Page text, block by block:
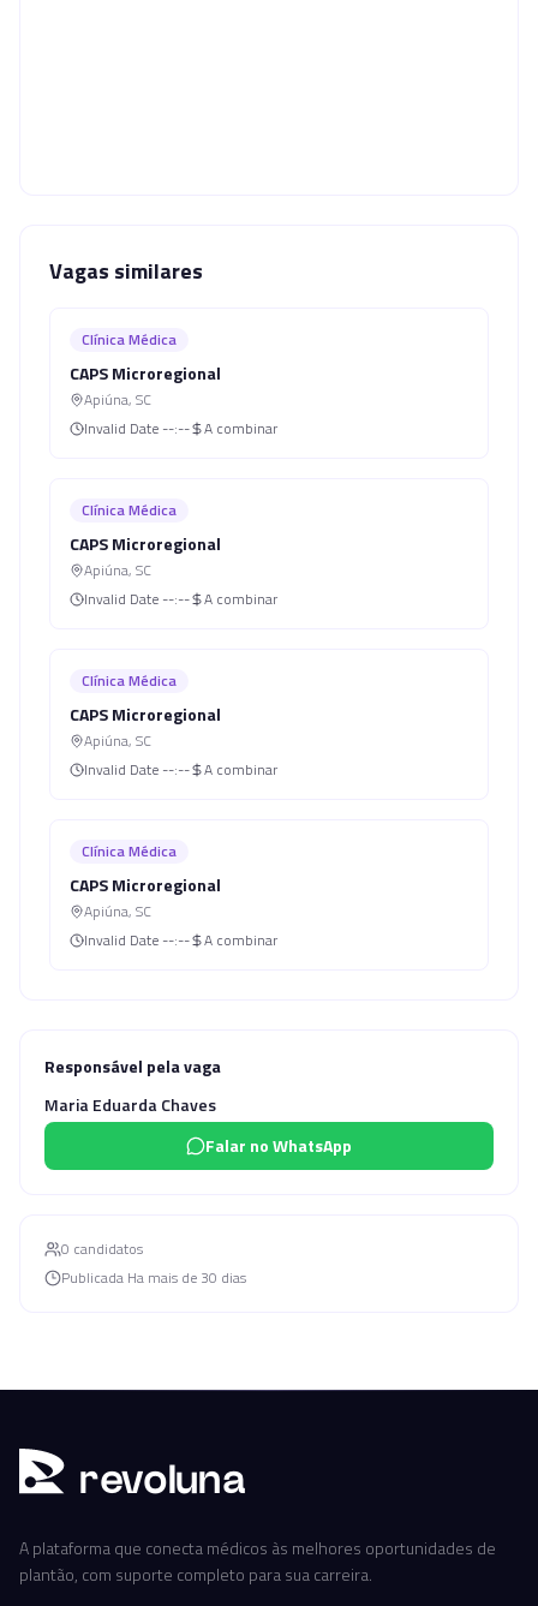
Vagas similares
Clínica Médica
CAPS Microregional
Apiúna, SC
Invalid Date --:-- A combinar
Clínica Médica
CAPS Microregional
Apiúna, SC
Invalid Date --:-- A combinar
Clínica Médica
CAPS Microregional
Apiúna, SC
Invalid Date --:-- A combinar
Clínica Médica
CAPS Microregional
Apiúna, SC
Invalid Date --:-- A combinar
Responsável pela vaga
Maria Eduarda Chaves
Falar no WhatsApp
0 candidatos
Publicada Ha mais de 30 dias
revoluna
A plataforma que conecta médicos às melhores oportunidades de
plantão, com suporte completo para sua carreira.